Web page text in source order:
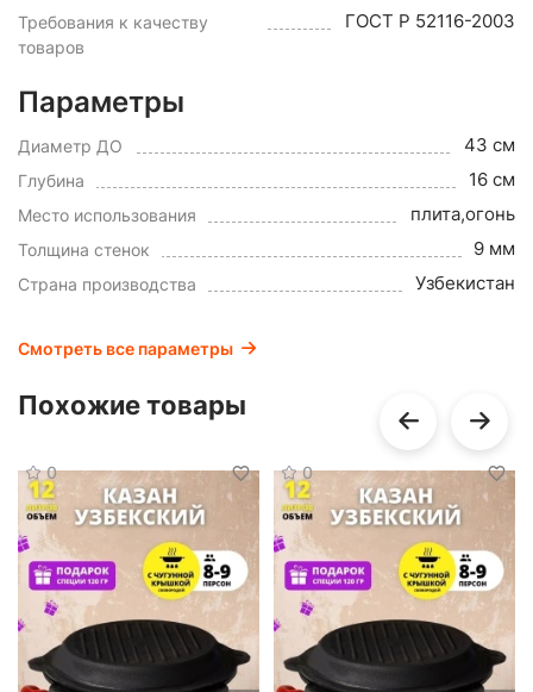
Требования к качеству
товаров
ГОСТ Р 52116-2003
Параметры
Диаметр ДО 43 см
Глубина 16 см
Место использования плита,огонь
Толщина стенок 9 мм
Страна производства Узбекистан
Смотреть все параметры
Похожие товары
0 0